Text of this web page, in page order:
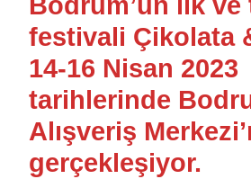
festivali Çikolata
14-16 Nisan 2023
tarihlerinde
Alışveriş
gerçekleşiyor.